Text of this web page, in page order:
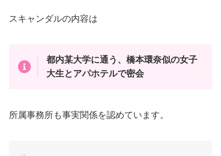
スキャンダルの内容は
都内某大学に通う、橋本環奈似の女子
大生とアパホテルで密会
所属事務所も事実関係を認めています。